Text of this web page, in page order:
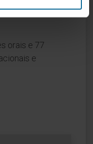
5 livros da
orais e 77
e